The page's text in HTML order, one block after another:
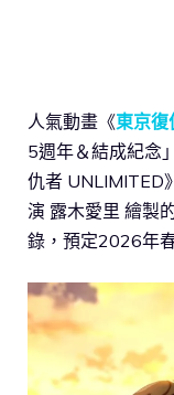
人氣動畫《東京復
5週年＆結成紀念
仇者 UNLIMITED
演 露木愛里 繪製
錄，預定2026年